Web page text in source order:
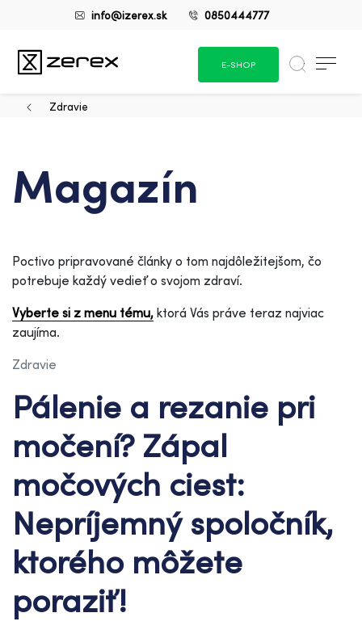
info@izerex.sk 0850444777
E-SHOP
Zdravie
Magazín
Poctivo pripravované články o tom najdôležitejšom, čo
potrebuje každý vedieť o svojom zdraví.
Vyberte si z menu tému, ktorá Vás práve teraz najviac
zaujíma.
Zdravie
Pálenie a rezanie pri
močení? Zápal
močových ciest:
Nepríjemný spoločník,
ktorého môžete
poraziť!